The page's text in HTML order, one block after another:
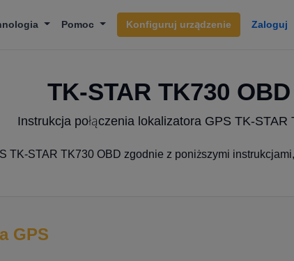
Pomoc Konfiguruj urządzenie Zaloguj
TK-STAR TK730
Instrukcja połączenia lokalizatora GPS TK-STAR
TK-STAR TK730 OBD zgodnie z poniższymi
GPS